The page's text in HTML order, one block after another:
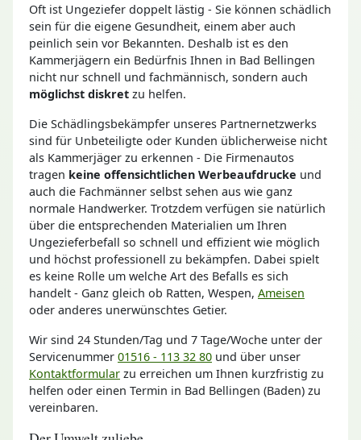
Oft ist Ungeziefer doppelt lästig - Sie können schädlich
sein für die eigene Gesundheit, einem aber auch
peinlich sein vor Bekannten. Deshalb ist es den
Kammerjägern ein Bedürfnis Ihnen in Bad Bellingen
nicht nur schnell und fachmännisch, sondern auch
möglichst diskret zu helfen.
Die Schädlingsbekämpfer unseres Partnernetzwerks
sind für Unbeteiligte oder Kunden üblicherweise nicht
als Kammerjäger zu erkennen - Die Firmenautos
tragen keine offensichtlichen Werbeaufdrucke und
auch die Fachmänner selbst sehen aus wie ganz
normale Handwerker. Trotzdem verfügen sie natürlich
über die entsprechenden Materialien um Ihren
Ungezieferbefall so schnell und effizient wie möglich
und höchst professionell zu bekämpfen. Dabei spielt
es keine Rolle um welche Art des Befalls es sich
handelt - Ganz gleich ob Ratten, Wespen, Ameisen
oder anderes unerwünschtes Getier.
Wir sind 24 Stunden/Tag und 7 Tage/Woche unter der
Servicenummer 01516 - 113 32 80 und über unser
Kontaktformular zu erreichen um Ihnen kurzfristig zu
helfen oder einen Termin in Bad Bellingen (Baden) zu
vereinbaren.